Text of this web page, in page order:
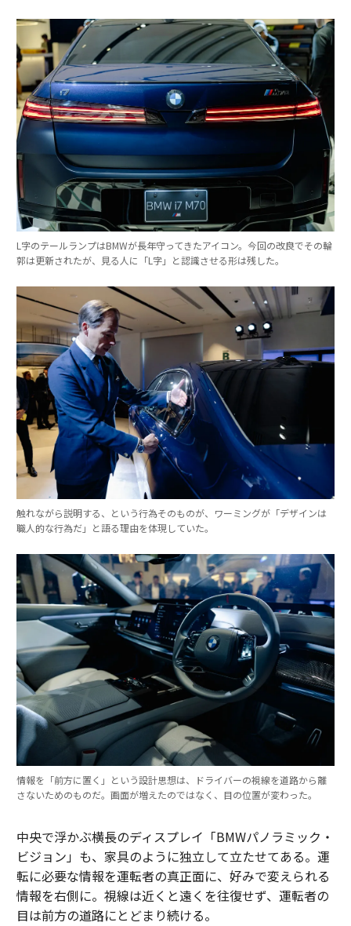
L字のテールランプはBMWが長年守ってきたアイコン。今回の改良でその輪
郭は更新されたが、見る人に「L字」と認識させる形は残した。
触れながら説明する、という行為そのものが、ワーミングが「デザインは
職人的な行為だ」と語る理由を体現していた。
情報を「前方に置く」という設計思想は、ドライバーの視線を道路から離
さないためのものだ。画面が増えたのではなく、目の位置が変わった。
中央で浮かぶ横長のディスプレイ「BMWパノラミック・
ビジョン」も、家具のように独立して立たせてある。運
転に必要な情報を運転者の真正面に、好みで変えられる
情報を右側に。視線は近くと遠くを往復せず、運転者の
目は前方の道路にとどまり続ける。